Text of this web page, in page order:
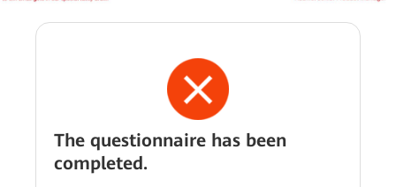
The questionnaire has been
completed.